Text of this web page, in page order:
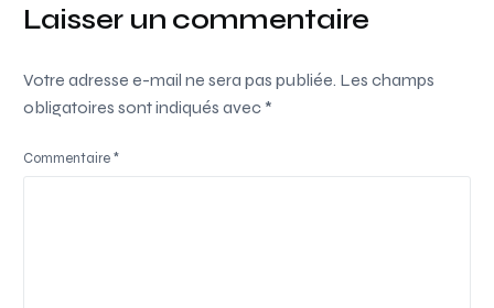
Laisser un commentaire
Votre adresse e-mail ne sera pas publiée. Les champs
obligatoires sont indiqués avec *
Commentaire*